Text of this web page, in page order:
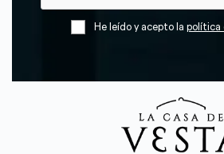
He leído y acepto la política